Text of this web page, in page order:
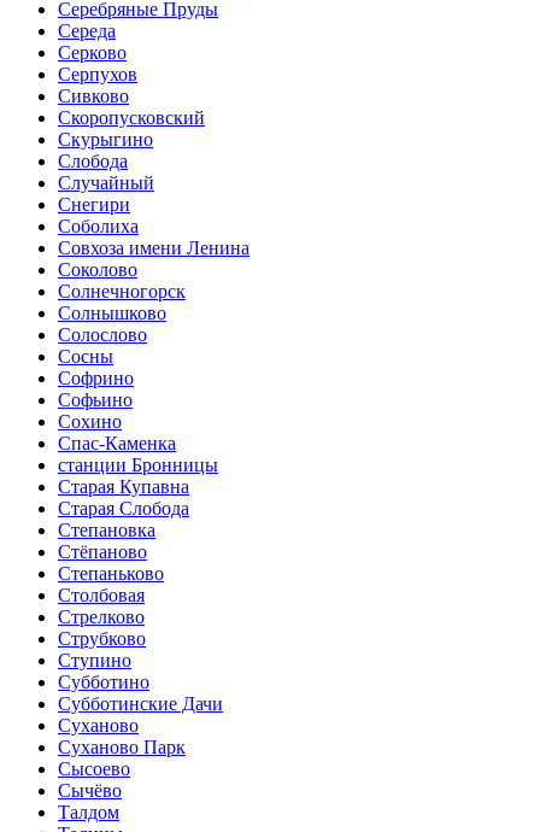
Серебряные Пруды
Середа
Серково
Серпухов
Сивково
Скоропусковский
Скурыгино
Слобода
Случайный
Снегири
Соболиха
Совхоза имени Ленина
Соколово
Солнечногорск
Солнышково
Солослово
Сосны
Софрино
Софьино
Сохино
Спас-Каменка
станции Бронницы
Старая Купавна
Старая Слобода
Степановка
Стёпаново
Степаньково
Столбовая
Стрелково
Струбково
Ступино
Субботино
Субботинские Дачи
Суханово
Суханово Парк
Сысоево
Сычёво
Талдом